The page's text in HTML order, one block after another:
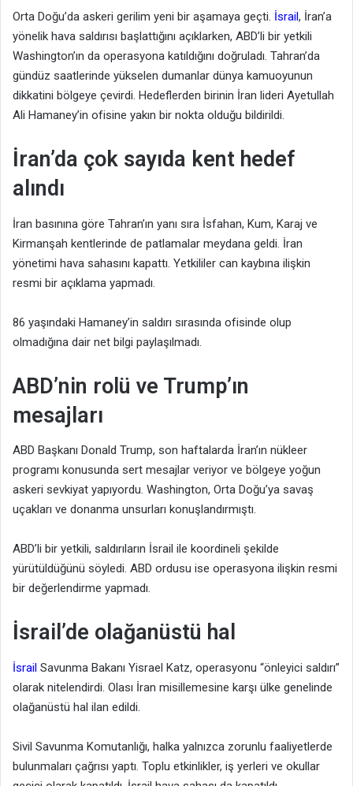
Orta Doğu’da askeri gerilim yeni bir aşamaya geçti. İsrail, İran’a
yönelik hava saldırısı başlattığını açıklarken, ABD’li bir yetkili
Washington’ın da operasyona katıldığını doğruladı. Tahran’da
gündüz saatlerinde yükselen dumanlar dünya kamuoyunun
dikkatini bölgeye çevirdi. Hedeflerden birinin İran lideri Ayetullah
Ali Hamaney’in ofisine yakın bir nokta olduğu bildirildi.
İran’da çok sayıda kent hedef
alındı
İran basınına göre Tahran’ın yanı sıra İsfahan, Kum, Karaj ve
Kirmanşah kentlerinde de patlamalar meydana geldi. İran
yönetimi hava sahasını kapattı. Yetkililer can kaybına ilişkin
resmi bir açıklama yapmadı.
86 yaşındaki Hamaney’in saldırı sırasında ofisinde olup
olmadığına dair net bilgi paylaşılmadı.
ABD’nin rolü ve Trump’ın
mesajları
ABD Başkanı Donald Trump, son haftalarda İran’ın nükleer
programı konusunda sert mesajlar veriyor ve bölgeye yoğun
askeri sevkiyat yapıyordu. Washington, Orta Doğu’ya savaş
uçakları ve donanma unsurları konuşlandırmıştı.
ABD’li bir yetkili, saldırıların İsrail ile koordineli şekilde
yürütüldüğünü söyledi. ABD ordusu ise operasyona ilişkin resmi
bir değerlendirme yapmadı.
İsrail’de olağanüstü hal
İsrail Savunma Bakanı Yisrael Katz, operasyonu “önleyici saldırı”
olarak nitelendirdi. Olası İran misillemesine karşı ülke genelinde
olağanüstü hal ilan edildi.
Sivil Savunma Komutanlığı, halka yalnızca zorunlu faaliyetlerde
bulunmaları çağrısı yaptı. Toplu etkinlikler, iş yerleri ve okullar